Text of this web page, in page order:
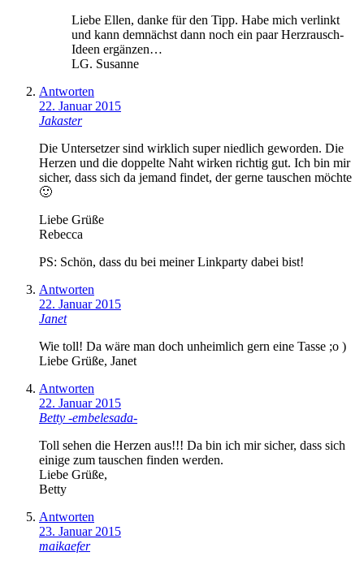
Liebe Ellen, danke für den Tipp. Habe mich verlinkt
und kann demnächst dann noch ein paar Herzrausch-
Ideen ergänzen…
LG. Susanne
Antworten
22. Januar 2015
Jakaster
Die Untersetzer sind wirklich super niedlich geworden. Die
Herzen und die doppelte Naht wirken richtig gut. Ich bin mir
sicher, dass sich da jemand findet, der gerne tauschen möchte
🙂
Liebe Grüße
Rebecca
PS: Schön, dass du bei meiner Linkparty dabei bist!
Antworten
22. Januar 2015
Janet
Wie toll! Da wäre man doch unheimlich gern eine Tasse ;o )
Liebe Grüße, Janet
Antworten
22. Januar 2015
Betty -embelesada-
Toll sehen die Herzen aus!!! Da bin ich mir sicher, dass sich
einige zum tauschen finden werden.
Liebe Grüße,
Betty
Antworten
23. Januar 2015
maikaefer